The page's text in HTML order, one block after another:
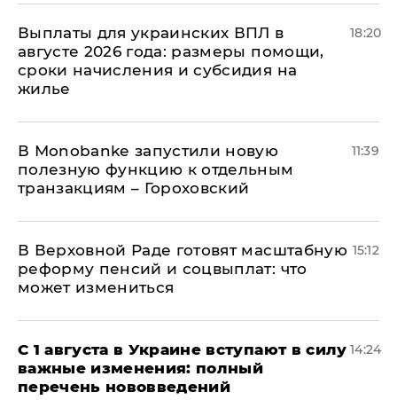
Выплаты для украинских ВПЛ в
августе 2026 года: размеры помощи,
сроки начисления и субсидия на
жилье
18:20
В Мonobankе запустили новую
полезную функцию к отдельным
транзакциям – Гороховский
11:39
В Верховной Раде готовят масштабную
реформу пенсий и соцвыплат: что
может измениться
15:12
С 1 августа в Украине вступают в силу
важные изменения: полный
перечень нововведений
14:24